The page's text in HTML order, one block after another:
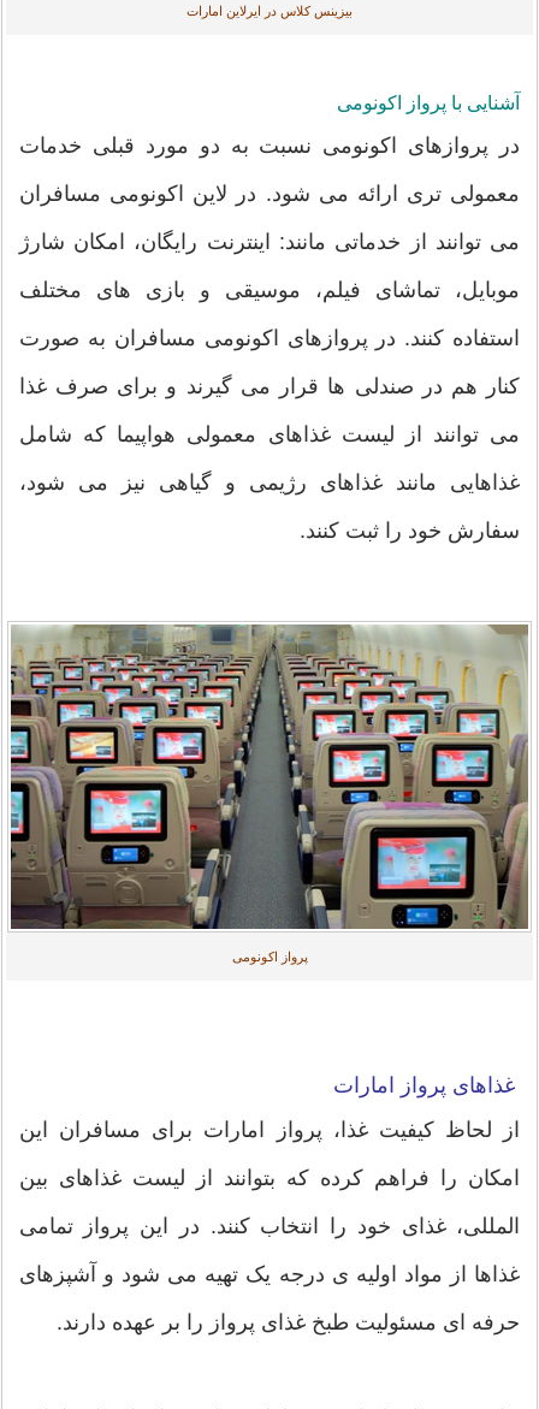
بیزینس کلاس در ایرلاین امارات
آشنایی با پرواز اکونومی
در پروازهای اکونومی نسبت به دو مورد قبلی خدمات
معمولی تری ارائه می شود. در لاین اکونومی مسافران
می توانند از خدماتی مانند: اینترنت رایگان، امکان شارژ
موبایل، تماشای فیلم، موسیقی و بازی های مختلف
استفاده کنند. در پروازهای اکونومی مسافران به صورت
کنار هم در صندلی ها قرار می گیرند و برای صرف غذا
می توانند از لیست غذاهای معمولی هواپیما که شامل
غذاهایی مانند غذاهای رژیمی و گیاهی نیز می شود،
سفارش خود را ثبت کنند.
پرواز اکونومی
غذاهای پرواز امارات
از لحاظ کیفیت غذا، پرواز امارات برای مسافران این
امکان را فراهم کرده که بتوانند از لیست غذاهای بین
المللی، غذای خود را انتخاب کنند. در این پرواز تمامی
غذاها از مواد اولیه ی درجه یک تهیه می شود و آشپزهای
حرفه ای مسئولیت طبخ غذای پرواز را بر عهده دارند.